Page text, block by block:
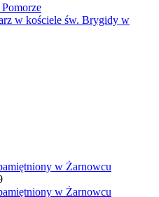
w kościele św. Brygidy w